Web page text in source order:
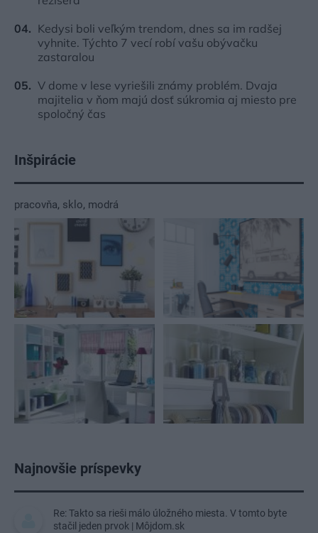
Kedysi boli veľkým trendom, dnes sa im radšej
vyhnite. Týchto 7 vecí robí vašu obývačku
zastaralou
V dome v lese vyriešili známy problém. Dvaja
majitelia v ňom majú dosť súkromia aj miesto pre
spoločný čas
Inšpirácie
pracovňa, sklo, modrá
Najnovšie príspevky
Re: Takto sa rieši málo úložného miesta. V tomto byte
stačil jeden prvok | Môjdom.sk